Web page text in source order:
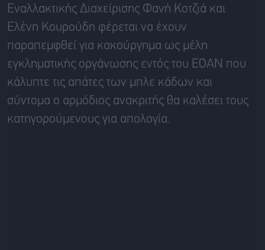
Εναλλακτικής Διαχείρισης Φανή Κοτζιά και
Ελένη Κουρούδη φέρεται να έχουν
παραπεμφθεί για κακούργημα ως μέλη
εγκληματικής οργάνωσης εντός του ΕΟΑΝ που
κάλυπτε τις απάτες των μπλε κάδων και
σύντομα ο αρμόδιος ανακριτής θα καλέσει τους
κατηγορούμενους για απολογία.